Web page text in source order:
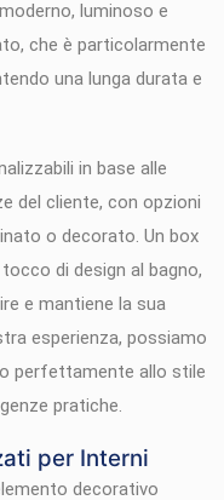
luminoso e
che è particolarmente
una lunga durata e
in base alle
del cliente, con opzioni
o decorato. Un box
di design al bagno,
e mantiene la sua
esperienza, possiamo
perfettamente allo stile
pratiche.
per Interni
decorativo